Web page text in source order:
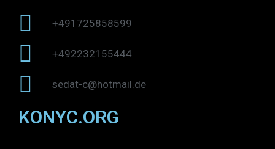
+491725858599
+492232155444
sedat-c@hotmail.de
KONYC.ORG